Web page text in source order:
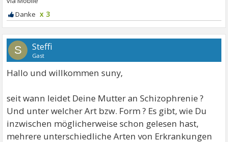
x 3
S Steffi
Gast
Hallo und willkommen suny,
seit wann leidet Deine Mutter an Schizophrenie ?
Und unter welcher Art bzw. Form ? Es gibt, wie Du
inzwischen möglicherweise schon gelesen hast,
mehrere unterschiedliche Arten von Erkrankungen